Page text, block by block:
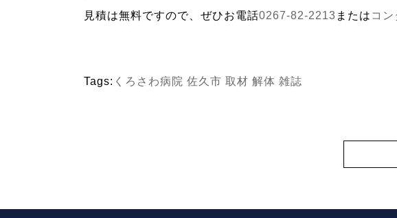
見積は無料ですので、ぜひお電話0267-82-2213 または コ
Tags: くろさわ病院 佐久市 取材 解体 雑誌